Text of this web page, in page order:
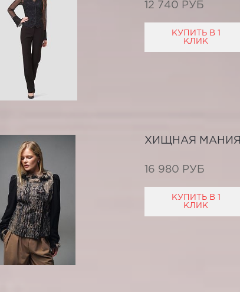
12 740 РУБ
КУПИТЬ В 1
КЛИК
ХИЩНАЯ МАНИЯ
16 980 РУБ
КУПИТЬ В 1
КЛИК